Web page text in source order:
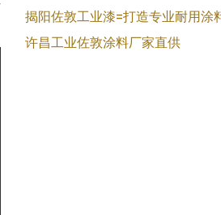
揭阳佐敦工业漆=打造专业耐用涂
许昌工业佐敦涂料厂家直供